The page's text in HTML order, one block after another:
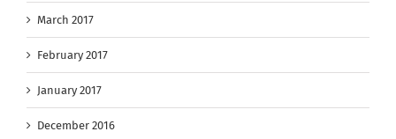
March 2017
February 2017
January 2017
December 2016